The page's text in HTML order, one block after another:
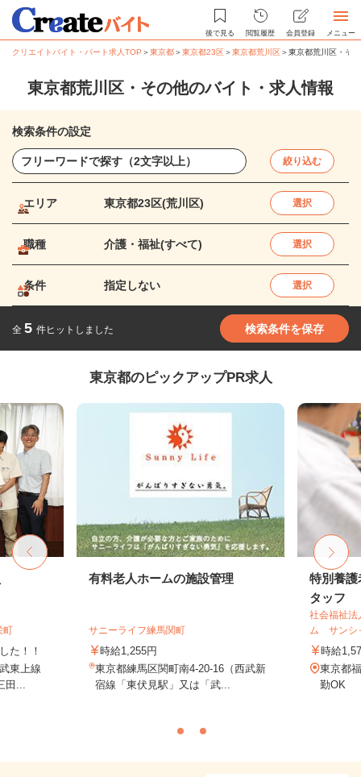
後で見る 閲覧履歴 会員登録 メニュー
クリエイトバイト・パート求人TOP ＞東京都＞東京都23区＞東京都荒川区＞東京都荒川区・そ
東京都荒川区・その他のバイト・求人情報
検索条件の設定
絞り込む
エリア 東京都23区(荒川区) 選択
職種 介護・福祉(すべて) 選択
条件 指定しない 選択
全 5 件ヒットしました 検索条件を保存
東京都のピックアップPR求人
町
た！！
東上線
...
有料老人ホームの施設管理
サニーライフ練馬関町
時給1,255円
東京都練馬区関町南4-20-16（西武新
宿線「東伏見駅」又は「武...
特別養護
タッフ
社会福祉
ム サンシ
時給
東京都
勤OK